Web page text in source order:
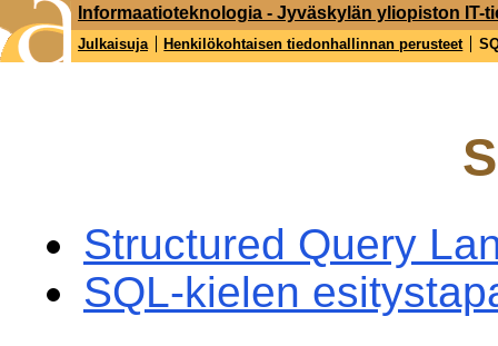
Structured Query
SQL-kielen
Informaatioteknologia - Jyväskylän yliopiston IT-
Julkaisuja Henkilökohtaisen tiedonhallinnan perusteet